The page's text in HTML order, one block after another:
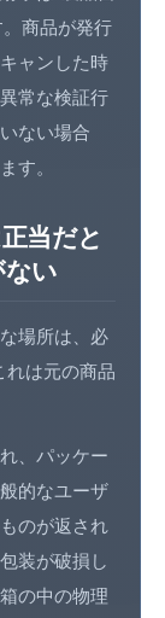
商品が発行
ャンした時
常な検証行
ない場合
す。
当だと
い
場所は、必
れは元の商品
、パッケー
的なユーザ
のが返され
装が破損し
の中の物理